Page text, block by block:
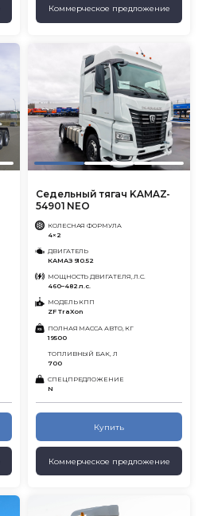
Коммерческое предложение
Седельный тягач KAMAZ-
54901 NEO
КОЛЕСНАЯ ФОРМУЛА
4×2
ДВИГАТЕЛЬ
КАМАЗ 910.52
МОЩНОСТЬ ДВИГАТЕЛЯ, Л.С.
460–482 л.с.
МОДЕЛЬ КПП
ZF TraXon
ПОЛНАЯ МАССА АВТО, КГ
19500
ТОПЛИВНЫЙ БАК, Л
700
СПЕЦПРЕДЛОЖЕНИЕ
N
Купить
Коммерческое предложение